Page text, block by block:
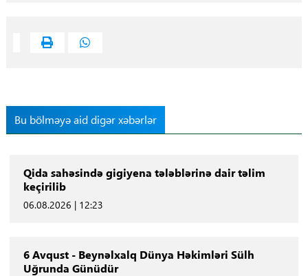
Bu bölməyə aid digər xəbərlər
Qida sahəsində gigiyena tələblərinə dair təlim
keçirilib
06.08.2026 | 12:23
6 Avqust - Beynəlxalq Dünya Həkimləri Sülh
Uğrunda Günüdür